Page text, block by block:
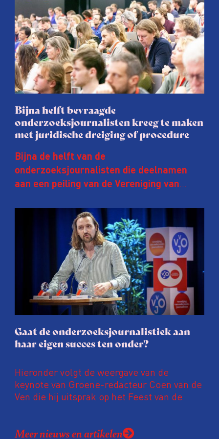
Bijna helft bevraagde
onderzoeksjournalisten kreeg te maken
met juridische dreiging of procedure
Bijna de helft van de
onderzoeksjournalisten die deelnamen
aan een peiling van de Vereniging van
afgelopen twee jaar te maken met
juridische dreiging of een juridische
procedure rond het eigen werk. Dat kost
journalisten tijd, ook ervaren zij stress en
soms worden publicaties aangepast of
gaat de hele publicatie zelfs niet door.
Gaat de onderzoeksjournalistiek aan
haar eigen succes ten onder?
Hieronder volgt de weergave van de
keynote van Groene-redacteur Coen van de
Ven die hij uitsprak op het Feest van de
Coen uit zijn zorgen over de relatie tussen
Meer nieuws en artikelen